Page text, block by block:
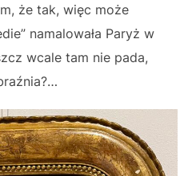
że tak, więc może
namalowała Paryż w
wcale tam nie pada,